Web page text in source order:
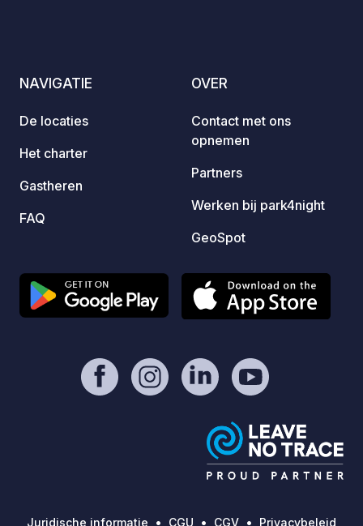
NAVIGATIE
De locaties
Het charter
Gastheren
FAQ
OVER
Contact met ons
opnemen
Partners
Werken bij park4night
GeoSpot
Juridische informatie CGU CGV Privacybeleid